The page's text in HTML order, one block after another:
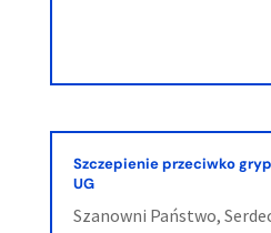
Szczepienie przeciwko
UG
Szanowni Państwo,